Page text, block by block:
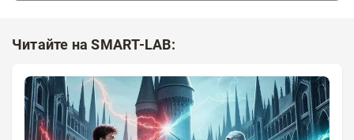
Читайте на SMART-LAB: